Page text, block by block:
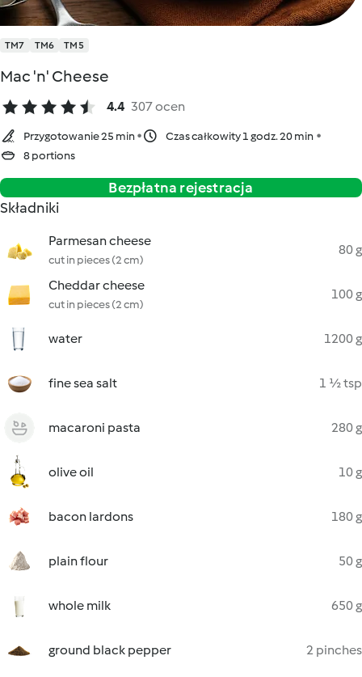
TM7 TM6 TM5
Mac 'n' Cheese
4.4 307 ocen
Przygotowanie 25 min
Czas całkowity 1 godz. 20 min
8 portions
Bezpłatna rejestracja
Składniki
Parmesan cheese
cut in pieces (2 cm)
80 g
Cheddar cheese
cut in pieces (2 cm)
100 g
water 1200 g
fine sea salt 1 ½ tsp
macaroni pasta 280 g
olive oil 10 g
bacon lardons 180 g
plain flour 50 g
whole milk 650 g
ground black pepper 2 pinches